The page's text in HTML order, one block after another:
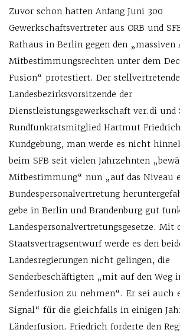
Zuvor schon hatten Anfang Juni 300
Gewerkschaftsvertreter aus ORB und
Rathaus in Berlin gegen den „massiven
Mitbestimmungsrechten unter dem
Fusion“ protestiert. Der stellvertretende
Landesbezirksvorsitzende der
Dienstleistungsgewerkschaft ver.di und
Rundfunkratsmitglied Hartmut
Kundgebung, man werde es nicht
beim SFB seit vielen Jahrzehnten
Mitbestimmung“ nun „auf das Niveau
Bundespersonalvertretung
gebe in Berlin und Brandenburg gut
Landespersonalvertretungsgesetze. Mit
Staatsvertragsentwurf werde es den
Landesregierungen nicht gelingen, die
Senderbeschäftigten „mit auf den Weg
Senderfusion zu nehmen“. Er sei auch
Signal“ für die gleichfalls in einigen
Länderfusion. Friedrich forderte den